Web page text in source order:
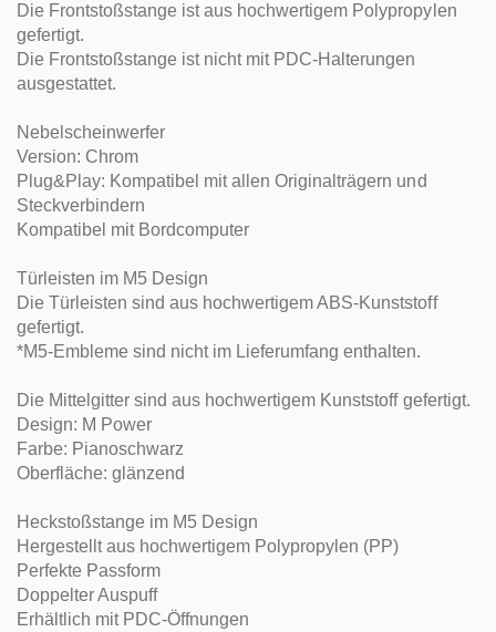
Die Frontstoßstange ist aus hochwertigem Polypropylen
gefertigt.
Die Frontstoßstange ist nicht mit PDC-Halterungen
ausgestattet.
Nebelscheinwerfer
Version: Chrom
Plug&Play: Kompatibel mit allen Originalträgern und
Steckverbindern
Kompatibel mit Bordcomputer
Türleisten im M5 Design
Die Türleisten sind aus hochwertigem ABS-Kunststoff
gefertigt.
*M5-Embleme sind nicht im Lieferumfang enthalten.
Die Mittelgitter sind aus hochwertigem Kunststoff gefertigt.
Design: M Power
Farbe: Pianoschwarz
Oberfläche: glänzend
Heckstoßstange im M5 Design
Hergestellt aus hochwertigem Polypropylen (PP)
Perfekte Passform
Doppelter Auspuff
Erhältlich mit PDC-Öffnungen